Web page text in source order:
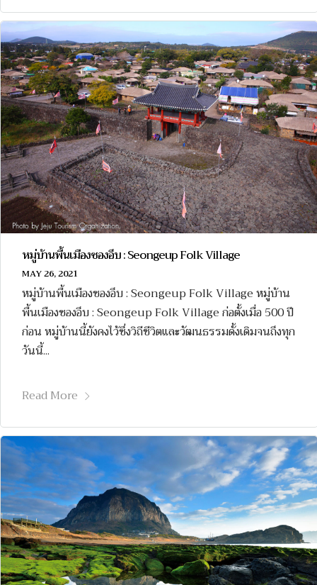
หมู่บ้านพื้นเมืองซองอึบ : Seongeup Folk Village
MAY 26, 2021
หมู่บ้านพื้นเมืองซองอึบ : Seongeup Folk Village หมู่บ้าน
พื้นเมืองซองอึบ : Seongeup Folk Village ก่อตั้งเมื่อ 500 ปี
ก่อน หมู่บ้านนี้ยังคงไว้ซึ่งวิถีชีวิตและวัฒนธรรมดั้งเดิมจนถึงทุก
วันนี้...
Read More